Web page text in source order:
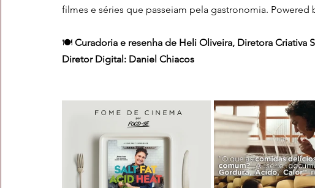
filmes e séries que passeiam pela gastronomia. Powered
🍽 Curadoria e resenha de Heli Oliveira, Diretora Criativa
Diretor Digital: Daniel Chiacos